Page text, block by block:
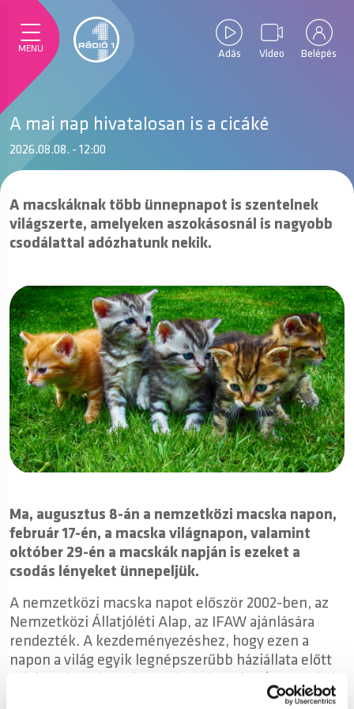
MENU Adás Video Belépés
A mai nap hivatalosan is a cicáké
2026.08.08. - 12:00
A macskáknak több ünnepnapot is szentelnek
világszerte, amelyeken aszokásosnál is nagyobb
csodálattal adózhatunk nekik.
Ma, augusztus 8-án a nemzetközi macska napon,
február 17-én, a macska világnapon, valamint
október 29-én a macskák napján is ezeket a
csodás lényeket ünnepeljük.
A nemzetközi macska napot először 2002-ben, az
Nemzetközi Állatjóléti Alap, az IFAW ajánlására
rendezték. A kezdeményezéshez, hogy ezen a
napon a világ egyik legnépszerűbb háziállata előtt
elvárják) több állatvédő szervezet is csatlakozott.